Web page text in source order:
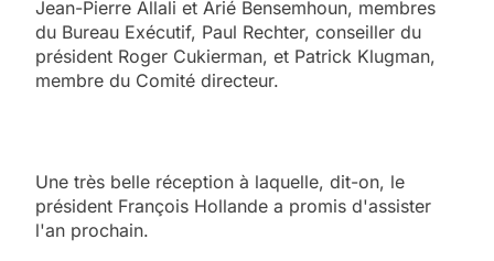
Jean-Pierre Allali et Arié Bensemhoun, membres
du Bureau Exécutif, Paul Rechter, conseiller du
président Roger Cukierman, et Patrick Klugman,
membre du Comité directeur.
Une très belle réception à laquelle, dit-on, le
président François Hollande a promis d'assister
l'an prochain.